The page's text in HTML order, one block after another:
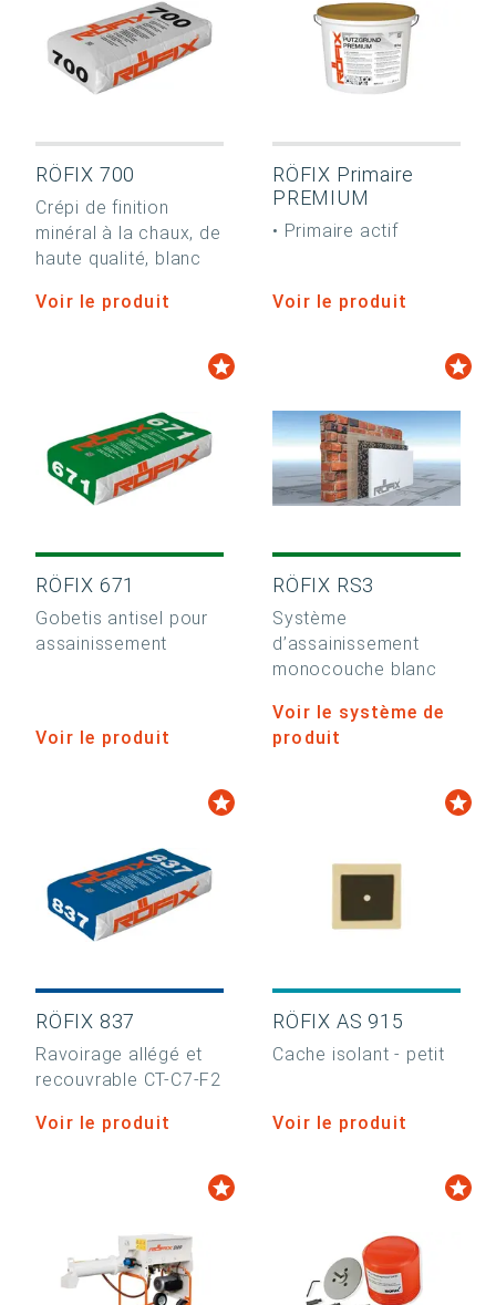
RÖFIX 700
Crépi de finition
minéral à la chaux, de
haute qualité, blanc
Voir le produit
RÖFIX Primaire
PREMIUM
• Primaire actif
Voir le produit
RÖFIX 671
Gobetis antisel pour
assainissement
Voir le produit
RÖFIX RS3
Système
d’assainissement
monocouche blanc
Voir le système de
produit
RÖFIX 837
Ravoirage allégé et
recouvrable CT-C7-F2
Voir le produit
RÖFIX AS 915
Cache isolant - petit
Voir le produit